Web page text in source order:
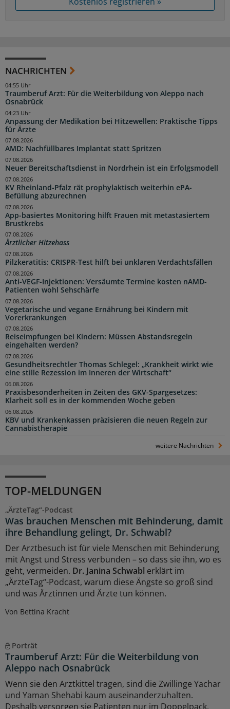
NACHRICHTEN
Traumberuf Arzt: Für die Weiterbildung von Aleppo nach
Osnabrück
04:55 Uhr
Anpassung der Medikation bei Hitzewellen: Praktische Tipps
für Ärzte
04:23 Uhr
AMD: Nachfüllbares Implantat statt Spritzen
07.08.2026
Neuer Bereitschaftsdienst in Nordrhein ist ein Erfolgsmodell
07.08.2026
KV Rheinland-Pfalz rät prophylaktisch weiterhin ePA-
Befüllung abzurechnen
07.08.2026
App-basiertes Monitoring hilft Frauen mit metastasiertem
Brustkrebs
07.08.2026
Ärztlicher Hitzehass
07.08.2026
Pilzkeratitis: CRISPR-Test hilft bei unklaren Verdachtsfällen
07.08.2026
Anti-VEGF-Injektionen: Versäumte Termine kosten nAMD-
Patienten wohl Sehschärfe
07.08.2026
Vegetarische und vegane Ernährung bei Kindern mit
Vorerkrankungen
07.08.2026
Reiseimpfungen bei Kindern: Müssen Abstandsregeln
eingehalten werden?
07.08.2026
Gesundheitsrechtler Thomas Schlegel: „Krankheit wirkt wie
eine stille Rezession im Inneren der Wirtschaft“
07.08.2026
Praxisbesonderheiten in Zeiten des GKV-Spargesetzes:
Klarheit soll es in der kommenden Woche geben
06.08.2026
KBV und Krankenkassen präzisieren die neuen Regeln zur
Cannabistherapie
06.08.2026
weitere Nachrichten
TOP-MELDUNGEN
„ÄrzteTag“-Podcast
Was brauchen Menschen mit Behinderung, damit
ihre Behandlung gelingt, Dr. Schwabl?
Der Arztbesuch ist für viele Menschen mit Behinderung
mit Angst und Stress verbunden – so dass sie ihn, wo es
geht, vermeiden. Dr. Janina Schwabl erklärt im
„ÄrzteTag“-Podcast, warum diese Ängste so groß sind
und was Ärztinnen und Ärzte tun können.
Von Bettina Kracht
Porträt
Traumberuf Arzt: Für die Weiterbildung von
Aleppo nach Osnabrück
Wenn sie den Arztkittel tragen, sind die Zwillinge Yachar
und Yaman Shehabi kaum auseinanderzuhalten.
Deshalb versorgen sie Patienten nur im Doppelpack.